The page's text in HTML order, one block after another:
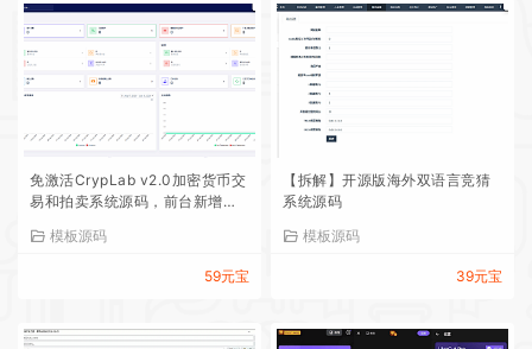
免激活CrypLab v2.0加密货币交
易和拍卖系统源码，前台新增中
模板源码
59元宝
【拆解】开源版海外双语言竞猜
系统源码
模板源码
39元宝